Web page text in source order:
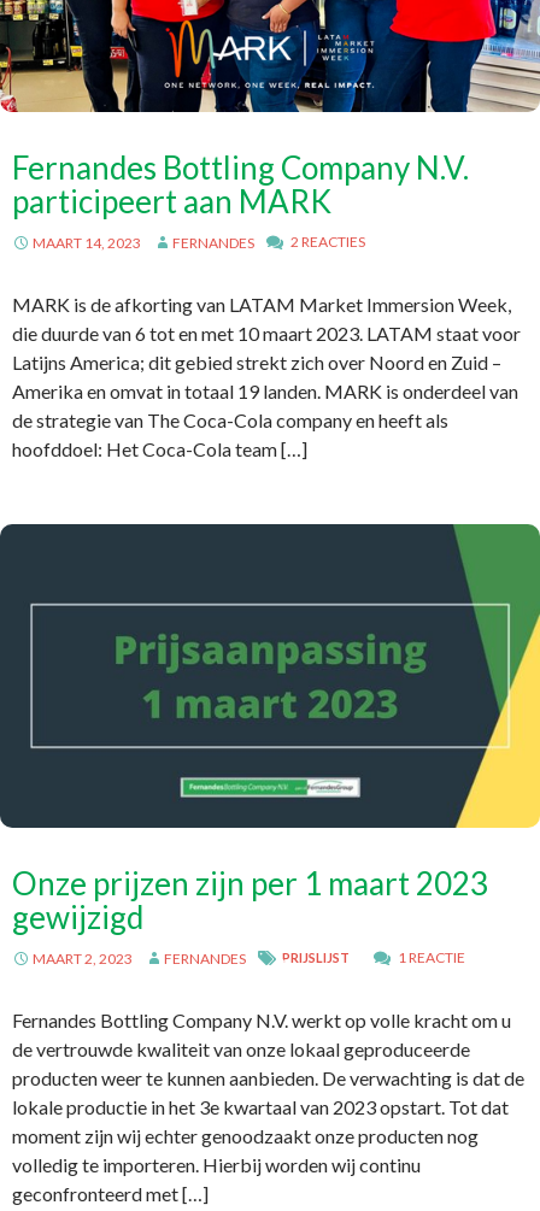
Fernandes Bottling Company N.V.
participeert aan MARK
MAART 14, 2023 FERNANDES 2 REACTIES
MARK is de afkorting van LATAM Market Immersion Week,
die duurde van 6 tot en met 10 maart 2023. LATAM staat voor
Latijns America; dit gebied strekt zich over Noord en Zuid –
Amerika en omvat in totaal 19 landen. MARK is onderdeel van
de strategie van The Coca-Cola company en heeft als
hoofddoel: Het Coca-Cola team […]
Onze prijzen zijn per 1 maart 2023
gewijzigd
MAART 2, 2023 FERNANDES PRIJSLIJST 1 REACTIE
Fernandes Bottling Company N.V. werkt op volle kracht om u
de vertrouwde kwaliteit van onze lokaal geproduceerde
producten weer te kunnen aanbieden. De verwachting is dat de
lokale productie in het 3e kwartaal van 2023 opstart. Tot dat
moment zijn wij echter genoodzaakt onze producten nog
volledig te importeren. Hierbij worden wij continu
geconfronteerd met […]